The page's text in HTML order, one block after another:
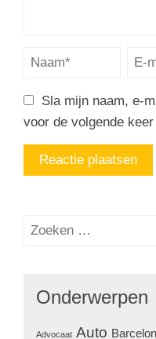
Sla mijn naam, e-
voor de volgende
Onderwerpen
Advocaat Auto